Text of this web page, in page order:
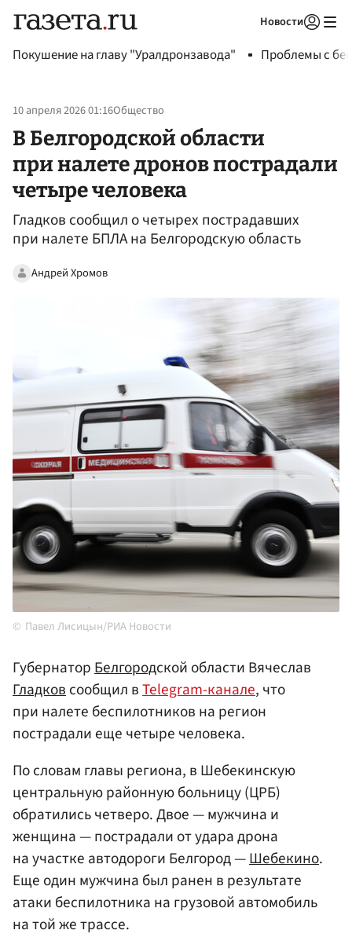
Новости
Покушение на главу "Уралдронзавода" Проблемы с
10 апреля 2026 01:16Общество
В Белгородской области
при налете дронов пострадали
четыре человека
Гладков сообщил о четырех пострадавших
при налете БПЛА на Белгородскую область
Андрей Хромов
Павел Лисицын/РИА Новости
ГубернаторБелгородской области Вячеслав
Гладковсообщил вTelegram-канале, что
при налете беспилотников на регион
пострадали еще четыре человека.
По словам главы региона, в Шебекинскую
центральную районную больницу (ЦРБ)
обратились четверо. Двое — мужчина и
женщина — пострадали от удара дрона
на участке автодороги Белгород —Шебекино.
Еще один мужчина был ранен в результате
атаки беспилотника на грузовой автомобиль
на той же трассе.